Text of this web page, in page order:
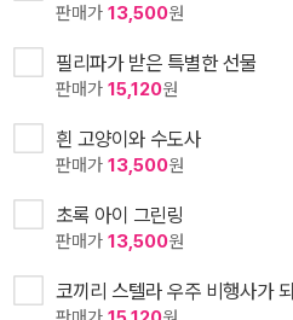
판매가 13,500원
필리파가 받은 특별한 선물
판매가 15,120원
흰 고양이와 수도사
판매가 13,500원
초록 아이 그린링
판매가 13,500원
코끼리 스텔라 우주 비행사가